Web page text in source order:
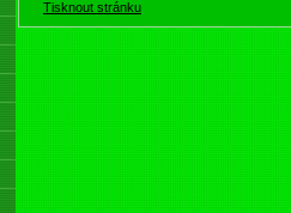
Tisknout stránku